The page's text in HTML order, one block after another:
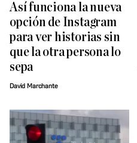
Así funciona la nueva
opción de Instagram
para ver historias sin
que la otra persona lo
sepa
David Marchante